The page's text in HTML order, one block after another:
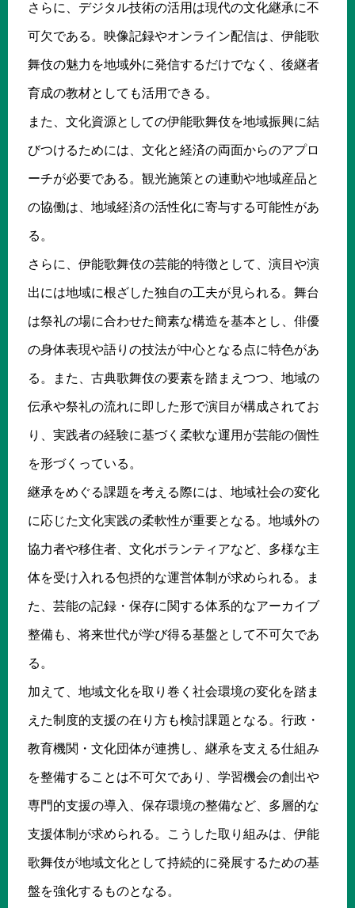
さらに、デジタル技術の活用は現代の文化継承に不
可欠である。映像記録やオンライン配信は、伊能歌
舞伎の魅力を地域外に発信するだけでなく、後継者
育成の教材としても活用できる。
また、文化資源としての伊能歌舞伎を地域振興に結
びつけるためには、文化と経済の両面からのアプロ
ーチが必要である。観光施策との連動や地域産品と
の協働は、地域経済の活性化に寄与する可能性があ
る。
さらに、伊能歌舞伎の芸能的特徴として、演目や演
出には地域に根ざした独自の工夫が見られる。舞台
は祭礼の場に合わせた簡素な構造を基本とし、俳優
の身体表現や語りの技法が中心となる点に特色があ
る。また、古典歌舞伎の要素を踏まえつつ、地域の
伝承や祭礼の流れに即した形で演目が構成されてお
り、実践者の経験に基づく柔軟な運用が芸能の個性
を形づくっている。
継承をめぐる課題を考える際には、地域社会の変化
に応じた文化実践の柔軟性が重要となる。地域外の
協力者や移住者、文化ボランティアなど、多様な主
体を受け入れる包摂的な運営体制が求められる。ま
た、芸能の記録・保存に関する体系的なアーカイブ
整備も、将来世代が学び得る基盤として不可欠であ
る。
加えて、地域文化を取り巻く社会環境の変化を踏ま
えた制度的支援の在り方も検討課題となる。行政・
教育機関・文化団体が連携し、継承を支える仕組み
を整備することは不可欠であり、学習機会の創出や
専門的支援の導入、保存環境の整備など、多層的な
支援体制が求められる。こうした取り組みは、伊能
歌舞伎が地域文化として持続的に発展するための基
盤を強化するものとなる。